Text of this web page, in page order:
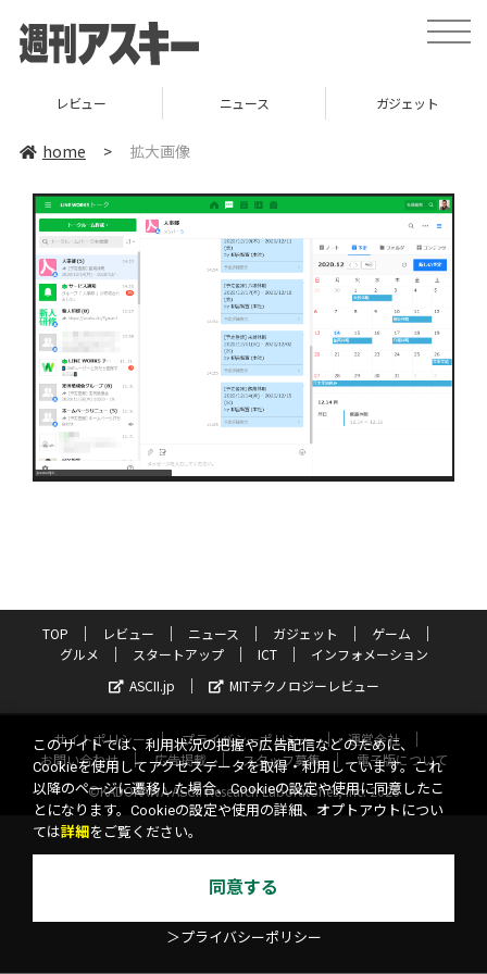
toggle
レビュー ニュース ガジェット
home > 拡大画像
TOP レビュー ニュース ガジェット
ゲーム
グルメ
スタートアップ ICT
インフォメーション
ASCII.jp
MITテクノロジーレビュー
サイトポリシー プライバシーポリシー
運営会社
お問い合わせ
広告掲載 スタッフ募集
電子版について
©KADOKAWA ASCII Research Laboratories, Inc. 2026
このサイトでは、利用状況の把握や広告配信などのために、
Cookieを使用してアクセスデータを取得・利用しています。これ
以降のページに遷移した場合、Cookieの設定や使用に同意したこ
とになります。Cookieの設定や使用の詳細、オプトアウトについ
ては詳細 をご覧ください。
同意する
＞プライバシーポリシー